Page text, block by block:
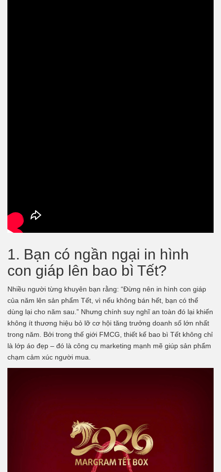
1. Bạn có ngần ngại in hình
con giáp lên bao bì Tết?
Nhiều người từng khuyên bạn rằng: “Đừng nên in hình con giáp
của năm lên sản phẩm Tết, vì nếu không bán hết, bạn có thể
dùng lại cho năm sau.” Nhưng chính suy nghĩ an toàn đó lại khiến
không ít thương hiệu bỏ lỡ cơ hội tăng trưởng doanh số lớn nhất
trong năm. Bởi trong thế giới FMCG, thiết kế bao bì Tết không chỉ
là lớp áo đẹp – đó là công cụ marketing mạnh mẽ giúp sản phẩm
chạm cảm xúc người mua.